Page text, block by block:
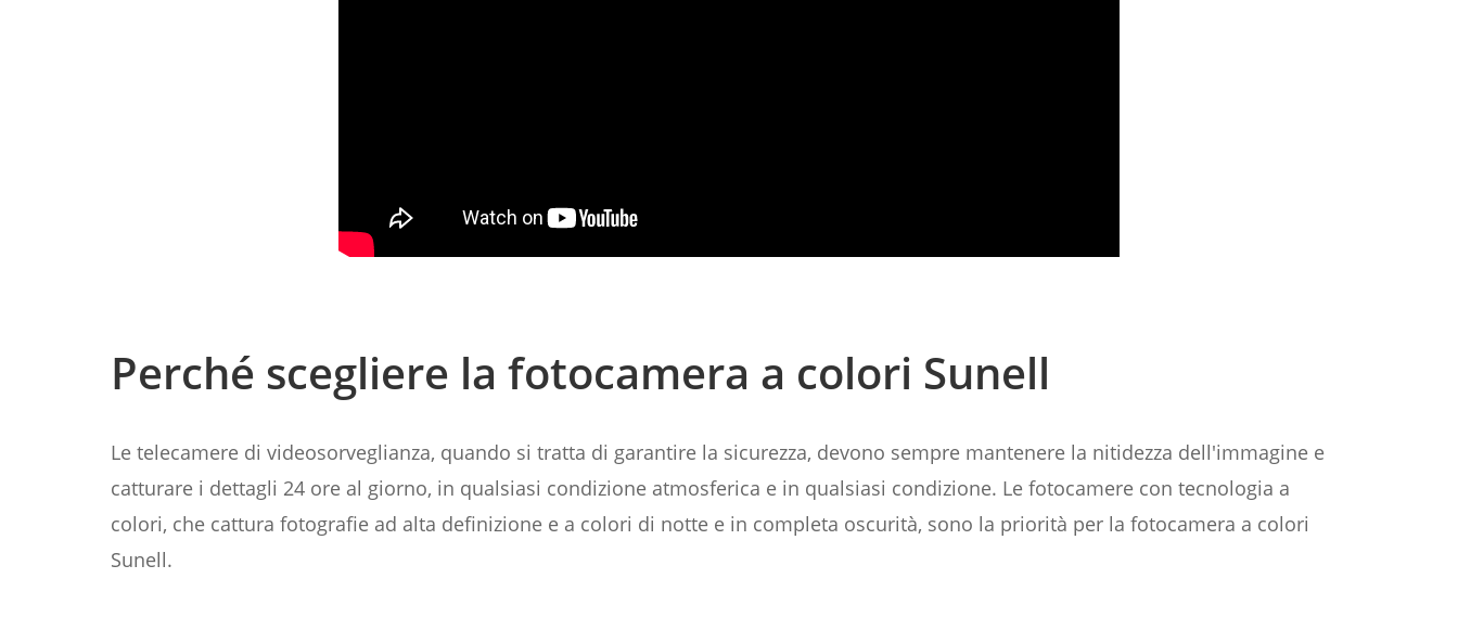
Perché scegliere la fotocamera a colori Sunell
Le telecamere di videosorveglianza, quando si tratta di garantire la sicurezza, devono sempre mantenere la nitidezza dell'immagine e
catturare i dettagli 24 ore al giorno, in qualsiasi condizione atmosferica e in qualsiasi condizione. Le fotocamere con tecnologia a
colori, che cattura fotografie ad alta definizione e a colori di notte e in completa oscurità, sono la priorità per la fotocamera a colori
Sunell.